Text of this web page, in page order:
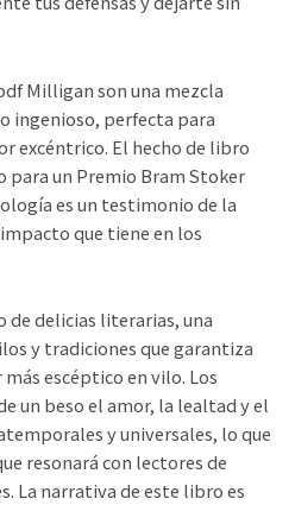
Milligan son una mezcla
ingenioso, perfecta para
excéntrico. El hecho de libro
para un Premio Bram Stoker
es un testimonio de la
que tiene en los
de delicias literarias, una
y tradiciones que garantiza
escéptico en vilo. Los
un beso el amor, la lealtad y el
y universales, lo que
resonará con lectores de
La narrativa de este libro es